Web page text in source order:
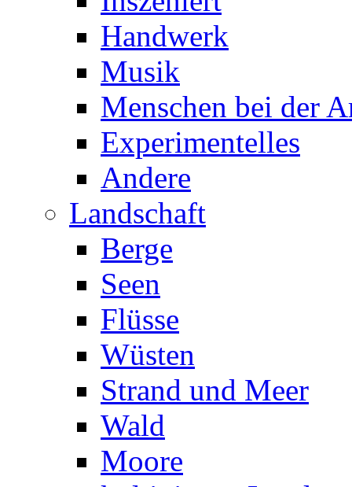
Handwerk
Musik
Menschen bei der
Experimentelles
Andere
Landschaft
Berge
Seen
Flüsse
Wüsten
Strand und Meer
Wald
Moore